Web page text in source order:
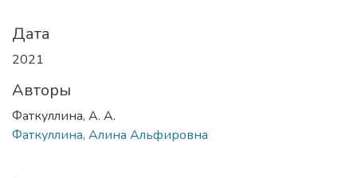
Дата
2021
Авторы
Фаткуллина, А. А.
Фаткуллина, Алина Альфировна